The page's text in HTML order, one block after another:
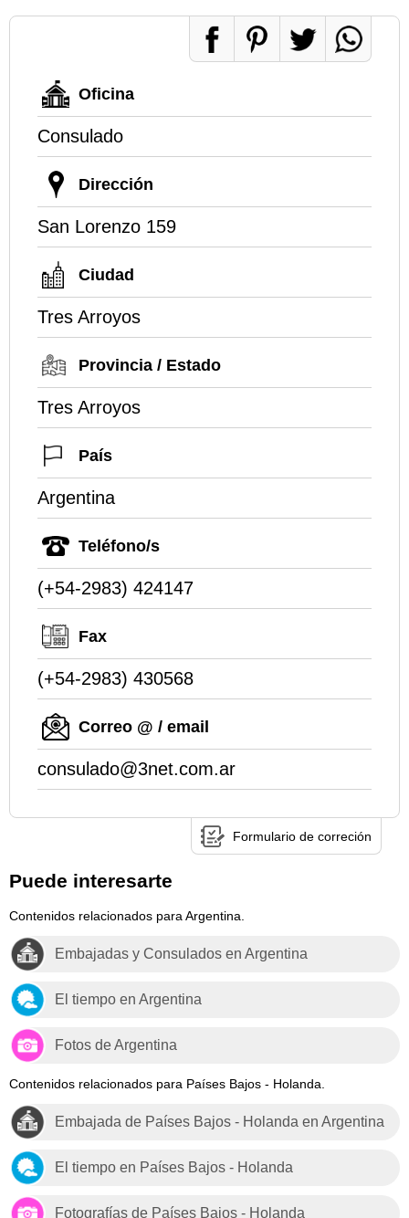
Oficina
Consulado
Dirección
San Lorenzo 159
Ciudad
Tres Arroyos
Provincia / Estado
Tres Arroyos
País
Argentina
Teléfono/s
(+54-2983) 424147
Fax
(+54-2983) 430568
Correo @ / email
consulado@3net.com.ar
Formulario de correción
Puede interesarte
Contenidos relacionados para Argentina.
Embajadas y Consulados en Argentina
El tiempo en Argentina
Fotos de Argentina
Contenidos relacionados para Países Bajos - Holanda.
Embajada de Países Bajos - Holanda en Argentina
El tiempo en Países Bajos - Holanda
Fotografías de Países Bajos - Holanda